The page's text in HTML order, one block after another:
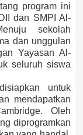
program ini
dan SMPI Al-
sekolah
dan unggulan
Yayasan Al-
seluruh siswa
untuk
mendapatkan
Oleh
diprogramkan